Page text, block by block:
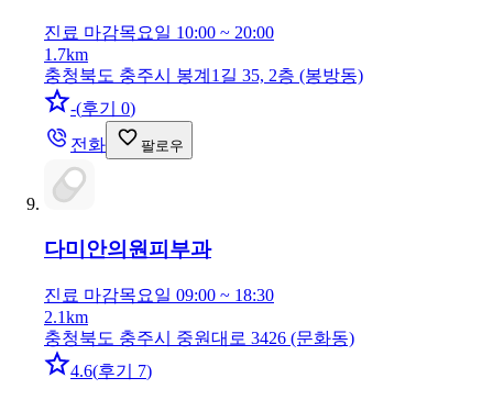
진료 마감목요일 10:00 ~ 20:00
1.7km
충청북도 충주시 봉계1길 35, 2층 (봉방동)
-(후기 0)
전화
팔로우
다미안의원 피부과
진료 마감목요일 09:00 ~ 18:30
2.1km
충청북도 충주시 중원대로 3426 (문화동)
4.6(후기 7)